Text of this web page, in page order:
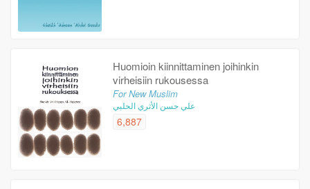
Huomioin kiinnittaminen joihinkin
virheisiin rukousessa
For New Muslim
علي حسن الأثري الحلبي
6,887